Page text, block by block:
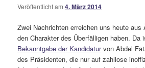
Veröffentlicht am4. März 2014
Zwei Nachrichten erreichen uns heute aus
den Charakter des Überfälligen haben.
Bekanntgabe der Kandidaturvon Abdel
des Präsidenten, die nur auf zahllose